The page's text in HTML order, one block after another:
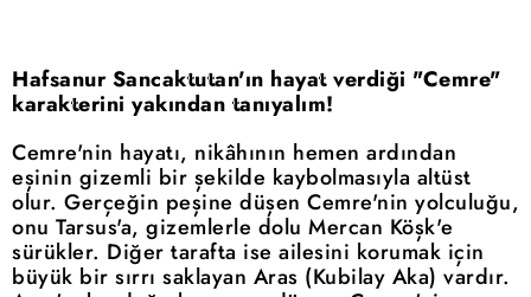
Hafsanur Sancaktutan'ın hayat verdiği "Cemre"
karakterini yakından tanıyalım!
Cemre'nin hayatı, nikâhının hemen ardından
eşinin gizemli bir şekilde kaybolmasıyla altüst
olur. Gerçeğin peşine düşen Cemre'nin yolculuğu,
onu Tarsus'a, gizemlerle dolu Mercan Köşk'e
sürükler. Diğer tarafta ise ailesini korumak için
büyük bir sırrı saklayan Aras (Kubilay Aka) vardır.